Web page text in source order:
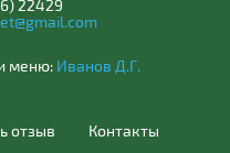
22429
меню: Иванов Д.Г.
отзыв Контакты